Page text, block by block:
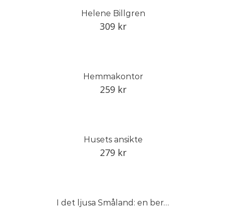
Helene Billgren
309 kr
Hemmakontor
259 kr
Husets ansikte
279 kr
I det ljusa Småland: en berättelse om Smålands trädgård